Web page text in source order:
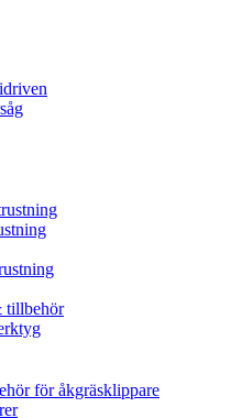
tillbehör
för åkgräsklippare